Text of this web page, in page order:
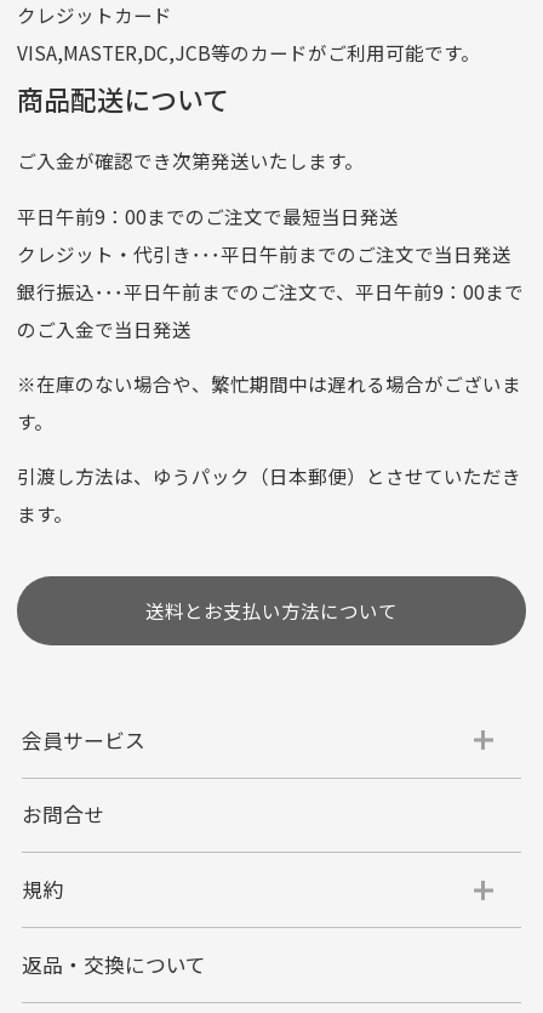
他銀行から
店名
四七八（読みヨンナナハチ）
店番
478
預金種目
普通預金
口座番号
0776226
口座名義
株式会社一条
クレジットカード
選びいただけない場合がございます。
代金引換
代引手数料一律400円
す。
代金引換でのお支払い方法は現金のみとなりま
クレジットカード
VISA,MASTER,DC,JCB等のカードがご利用可能です。
商品配送について
ご入金が確認でき次第発送いたします。
平日午前9：00までのご注文で最短当日発送
クレジット・代引き･･･平日午前までのご注文で当日発送
銀行振込･･･平日午前までのご注文で、平日午前9：00まで
のご入金で当日発送
※在庫のない場合や、繁忙期間中は遅れる場合がございま
す。
引渡し方法は、ゆうパック（日本郵便）とさせていただき
ます。
送料とお支払い方法について
会員サービス
お問合せ
規約
返品・交換について